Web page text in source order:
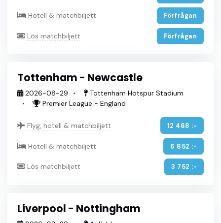
Hotell & matchbiljett Förfrågan
Lös matchbiljett Förfrågan
Tottenham - Newcastle
2026-08-29
Tottenham Hotspur Stadium
Premier League - England
Flyg, hotell & matchbiljett 12 468 :-
Hotell & matchbiljett 6 852 :-
Lös matchbiljett 3 752 :-
Liverpool - Nottingham